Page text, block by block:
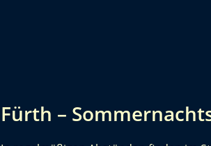
Fürth –